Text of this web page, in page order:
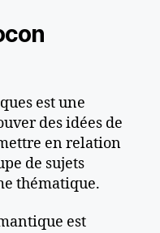
est une
des idées de
en relation
de sujets
thématique.
est